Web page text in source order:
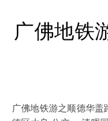
广佛地铁
广佛地铁游之顺德华盖路步行街 位置与交通 位置： 佛山市顺